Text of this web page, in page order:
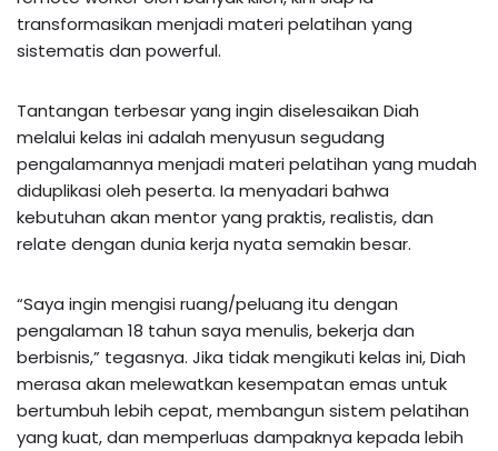
transformasikan menjadi materi pelatihan yang
sistematis dan powerful.
Tantangan terbesar yang ingin diselesaikan Diah
melalui kelas ini adalah menyusun segudang
pengalamannya menjadi materi pelatihan yang mudah
diduplikasi oleh peserta. Ia menyadari bahwa
kebutuhan akan mentor yang praktis, realistis, dan
relate dengan dunia kerja nyata semakin besar.
“Saya ingin mengisi ruang/peluang itu dengan
pengalaman 18 tahun saya menulis, bekerja dan
berbisnis,” tegasnya. Jika tidak mengikuti kelas ini, Diah
merasa akan melewatkan kesempatan emas untuk
bertumbuh lebih cepat, membangun sistem pelatihan
yang kuat, dan memperluas dampaknya kepada lebih